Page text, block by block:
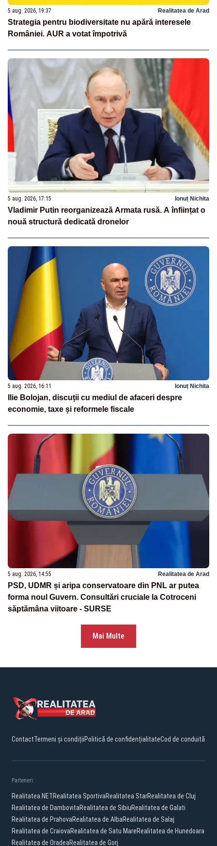
5 aug. 2026, 19:37 Realitatea de Arad
Strategia pentru biodiversitate nu apără interesele
României. AUR a votat împotrivă
5 aug. 2026, 17:15 Ionuț Nichita
Vladimir Putin reorganizează Armata rusă. A înființat o
nouă structură dedicată dronelor
5 aug. 2026, 16:11 Ionuț Nichita
Ilie Bolojan, discuții cu mediul de afaceri despre
economie, taxe și reformele fiscale
5 aug. 2026, 14:55 Realitatea de Arad
PSD, UDMR și aripa conservatoare din PNL ar putea
forma noul Guvern. Consultări cruciale la Cotroceni
săptămâna viitoare - SURSE
Mai Multe
ContactTermeni și condițiiPolitică de confidențialitateCod de conduită
Parteneri:
Realitatea.NETRealitatea SportivaRealitatea StarRealitatea de Cluj
Realitatea de DambovitaRealitatea de SibiuRealitatea de Galati
Realitatea de PrahovaRealitatea de AlbaRealitatea de Salaj
Realitatea de CraiovaRealitatea de Satu MareRealitatea de Hunedoara
Realitatea de OradeaRealitatea de Gorj